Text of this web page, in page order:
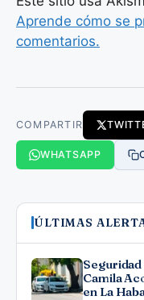
Aprende cómo se
comentarios.
COMPARTIR
WHATSAPP
ÚLTIMAS
Camila
en La